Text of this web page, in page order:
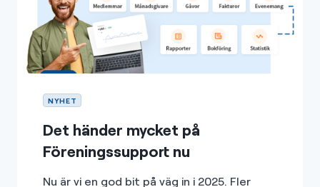
NYHET
Det händer mycket på
Föreningssupport nu
Nu är vi en god bit på väg in i 2025. Fler